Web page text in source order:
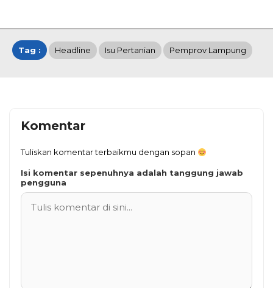
Tag : Headline Isu Pertanian Pemprov Lampung
Komentar
Tuliskan komentar terbaikmu dengan sopan
Isi komentar sepenuhnya adalah tanggung jawab
pengguna